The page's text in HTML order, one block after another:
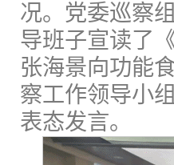
况。党委巡察
导班子宣读了
张海景向功能
察工作领导小
表态发言。